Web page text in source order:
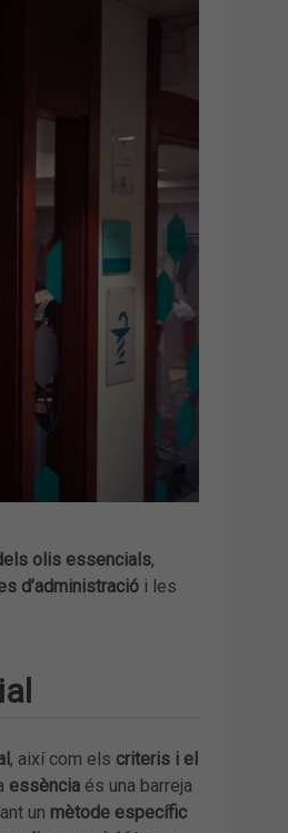
olis essencials,
d’administraciói les
, així com els criteris i el
essènciaés una barreja
un mètode específic